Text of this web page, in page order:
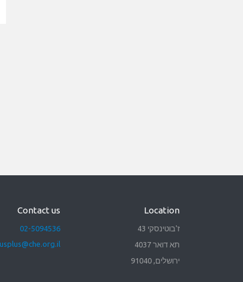
Location
ז'בוטינסקי 43
תא דואר 4037
ירושלים, 91040
Contact us
02-5094536